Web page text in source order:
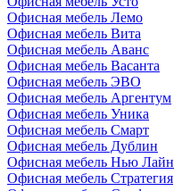
Офисная мебель Лемо
Офисная мебель Вита
Офисная мебель Аванс
Офисная мебель Васанта
Офисная мебель ЭВО
Офисная мебель Аргентум
Офисная мебель Уника
Офисная мебель Смарт
Офисная мебель Дублин
Офисная мебель Нью Лайн
Офисная мебель Стратегия